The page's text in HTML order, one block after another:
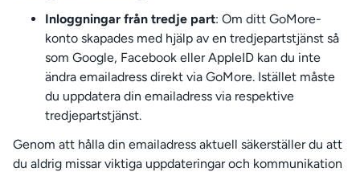
Inloggningar från tredje part: Om ditt GoMore-
konto skapades med hjälp av en tredjepartstjänst så
som Google, Facebook eller AppleID kan du inte
ändra emailadress direkt via GoMore. Istället måste
du uppdatera din emailadress via respektive
tredjepartstjänst.
Genom att hålla din emailadress aktuell säkerställer du att
du aldrig missar viktiga uppdateringar och kommunikation